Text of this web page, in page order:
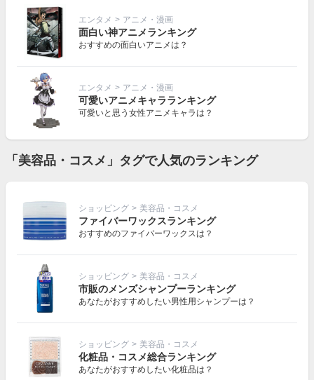
エンタメ > アニメ・漫画
面白い神アニメランキング
おすすめの面白いアニメは？
エンタメ > アニメ・漫画
可愛いアニメキャラランキング
可愛いと思う女性アニメキャラは？
「美容品・コスメ」タグで人気のランキング
ショッピング > 美容品・コスメ
ファイバーワックスランキング
おすすめのファイバーワックスは？
ショッピング > 美容品・コスメ
市販のメンズシャンプーランキング
あなたがおすすめしたい男性用シャンプーは？
ショッピング > 美容品・コスメ
化粧品・コスメ総合ランキング
あなたがおすすめしたい化粧品は？